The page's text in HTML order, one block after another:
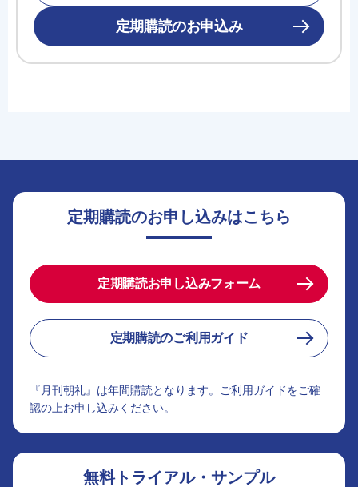
定期購読のお申込み
定期購読のお申し込みはこちら
定期購読お申し込みフォーム
定期購読のご利用ガイド
『月刊朝礼』は年間購読となります。ご利用ガイドをご確
認の上お申し込みください。
無料トライアル・サンプル